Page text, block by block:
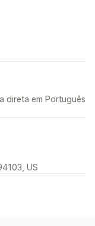
direta em Português
US